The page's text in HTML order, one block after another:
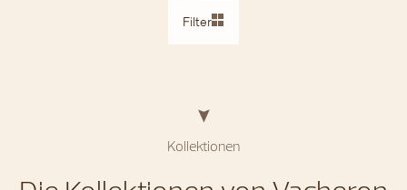
Filter
Kollektionen